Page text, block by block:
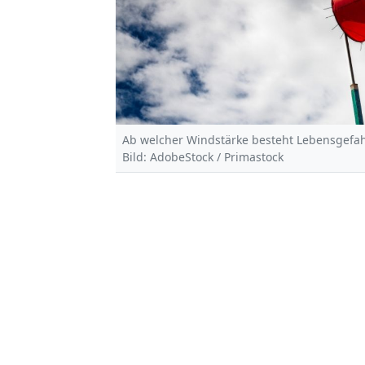
Ab welcher Windstärke besteht
Bild: AdobeStock / Primastock